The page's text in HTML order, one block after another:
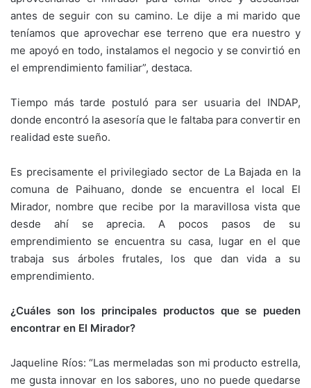
antes de seguir con su camino. Le dije a mi marido que
teníamos que aprovechar ese terreno que era nuestro y
me apoyó en todo, instalamos el negocio y se convirtió en
el emprendimiento familiar”, destaca.
Tiempo más tarde postuló para ser usuaria del INDAP,
donde encontró la asesoría que le faltaba para convertir en
realidad este sueño.
Es precisamente el privilegiado sector de La Bajada en la
comuna de Paihuano, donde se encuentra el local El
Mirador, nombre que recibe por la maravillosa vista que
desde ahí se aprecia. A pocos pasos de su
emprendimiento se encuentra su casa, lugar en el que
trabaja sus árboles frutales, los que dan vida a su
emprendimiento.
¿Cuáles son los principales productos que se pueden
encontrar en El Mirador?
Jaqueline Ríos: “Las mermeladas son mi producto estrella,
me gusta innovar en los sabores, uno no puede quedarse